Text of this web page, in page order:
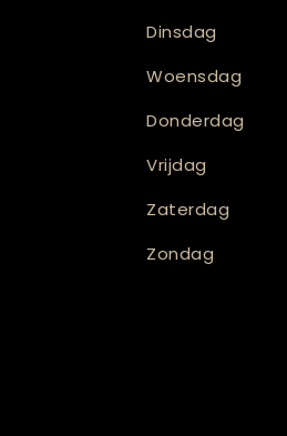
Dinsdag
Woensdag
Donderdag
Vrijdag
Zaterdag
Zondag